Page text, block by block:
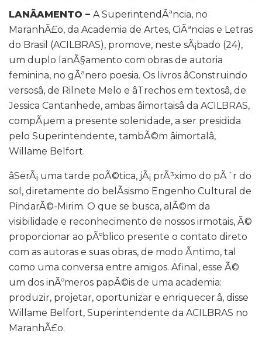
LANÃAMENTO – A SuperintendÃªncia, no
MaranhÃ£o, da Academia de Artes, CiÃªncias e Letras
do Brasil (ACILBRAS), promove, neste sÃ¡bado (24),
um duplo lanÃ§amento com obras de autoria
feminina, no gÃªnero poesia. Os livros âConstruindo
versosâ, de Rilnete Melo e âTrechos em textosâ, de
Jessica Cantanhede, ambas âimortaisâ da ACILBRAS,
compÃµem a presente solenidade, a ser presidida
pelo Superintendente, tambÃ©m âimortalâ,
Willame Belfort.
âSerÃ¡ uma tarde poÃ©tica, jÃ¡ prÃ³ximo do pÃ´r do
sol, diretamente do belÃ­sismo Engenho Cultural de
PindarÃ©-Mirim. O que se busca, alÃ©m da
visibilidade e reconhecimento de nossos irmotais, Ã©
proporcionar ao pÃºblico presente o contato direto
com as autoras e suas obras, de modo Ã­ntimo, tal
como uma conversa entre amigos. Afinal, esse Ã©
um dos inÃºmeros papÃ©is de uma academia:
produzir, projetar, oportunizar e enriquecer.â, disse
Willame Belfort, Superintendente da ACILBRAS no
MaranhÃ£o.